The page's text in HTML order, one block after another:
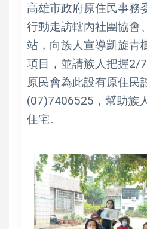
高雄市政府原住民事務
行動走訪轄內社團協會
站，向族人宣導凱旋青
項目，並請族人把握2/
原民會為此設有原住民
(07)7406525，幫助族
住宅。